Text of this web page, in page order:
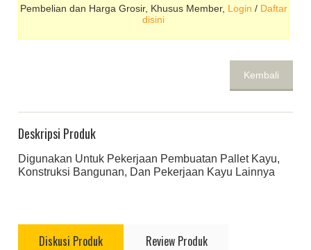
Pembelian dan Harga Grosir, Khusus Member, Login / Daftar
disini
Kembali
Deskripsi Produk
Digunakan Untuk Pekerjaan Pembuatan Pallet Kayu,
Konstruksi Bangunan, Dan Pekerjaan Kayu Lainnya
Diskusi Produk Review Produk